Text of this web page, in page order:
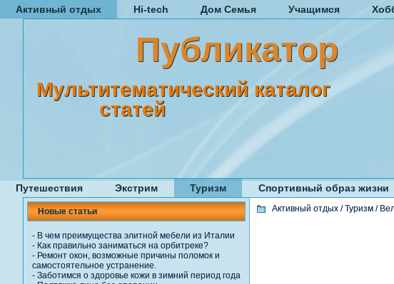
Активный отдых Hi-tech Дом Семья Учащимся
Публикатор
Мультитематический каталог
статей
Путешествия Экстрим Туризм Спортивный образ жизни
Новые статьи
- В чем преимущества элитной мебели из Италии
- Как правильно заниматься на орбитреке?
- Ремонт окон, возможные причины поломок и
самостоятельное устранение.
- Заботимся о здоровье кожи в зимний период года
Активный отдых /Туризм /